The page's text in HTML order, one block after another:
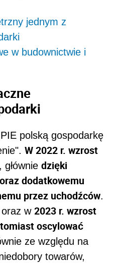
jednym z
w budownictwie i
polską gospodarkę
W 2022 r. wzrost
głównie dzięki
dodatkowemu
przez uchodźców.
oraz w 2023 r. wzrost
oscylować
ze względu na
towarów,